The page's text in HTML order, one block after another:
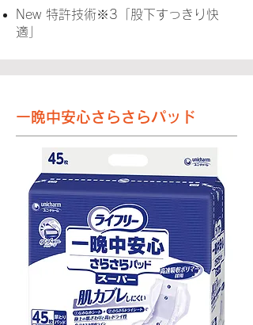
New 特許技術※3「股下すっきり快
適」
一晩中安心さらさらパッド